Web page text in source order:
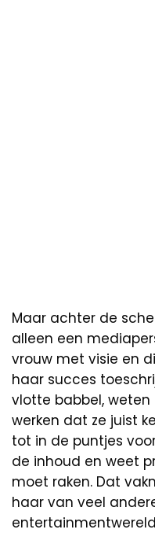
Maar achter de
alleen een
vrouw met visie en
haar succes
vlotte babbel,
werken dat ze juist
tot in de puntjes
de inhoud en weet
moet raken. Dat
haar van veel